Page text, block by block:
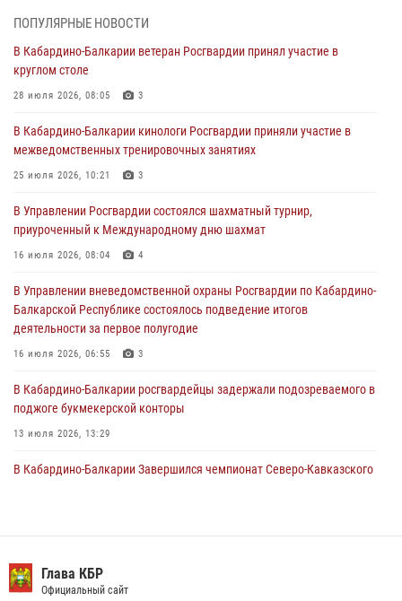
поздравил специалистов подразделений тыла с профессиональным
праздником
01 августа 2026, 00:10
Росгвардия обеспечивает безопасность граждан на южном
направлении
31 июля 2026, 09:22
Состоялась рабочая встреча директора Росгвардии Героя России
генерала армии Виктора Золотова с заместителем полномочного
представителя Президента Российской Федерации в Северо-
31 июля 2026, 06:45 1
Управление Росгвардии по Кабардино-Балкарской Республике
информирует
ПОПУЛЯРНЫЕ НОВОСТИ
В Кабардино-Балкарии ветеран Росгвардии принял участие в
круглом столе
28 июля 2026, 08:05 3
В Кабардино-Балкарии кинологи Росгвардии приняли участие в
межведомственных тренировочных занятиях
25 июля 2026, 10:21 3
В Управлении Росгвардии состоялся шахматный турнир,
приуроченный к Международному дню шахмат
16 июля 2026, 08:04 4
В Управлении вневедомственной охраны Росгвардии по Кабардино-
Балкарской Республике состоялось подведение итогов
деятельности за первое полугодие
16 июля 2026, 06:55 3
В Кабардино-Балкарии росгвардейцы задержали подозреваемого в
поджоге букмекерской конторы
13 июля 2026, 13:29
В Кабардино-Балкарии Завершился чемпионат Северо-Кавказского
округе Росгвардии
09 июля 2026, 08:36
Глава КБР
Официальный сайт